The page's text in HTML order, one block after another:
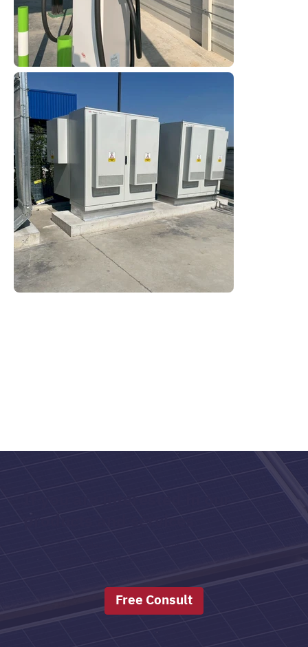
Free Consult